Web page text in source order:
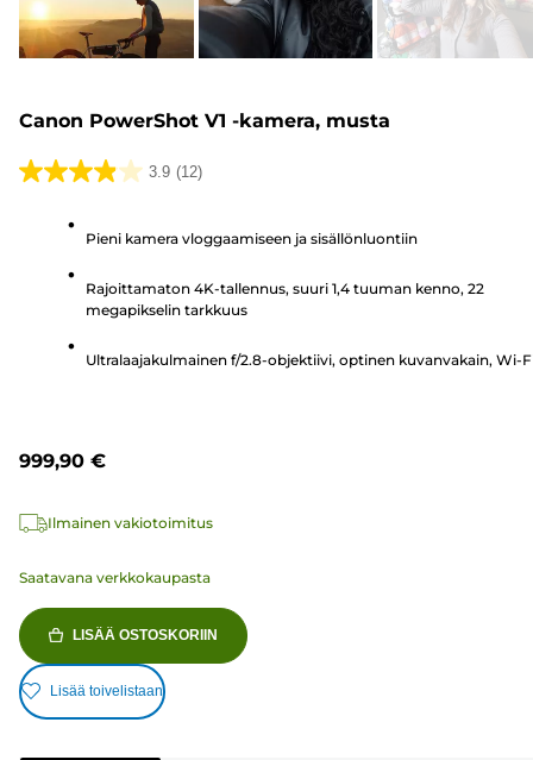
Canon PowerShot V1 -kamera, musta
3.9 (12)
3.9/5
arvostelua
Pieni kamera vloggaamiseen ja sisällönluontiin
Rajoittamaton 4K-tallennus, suuri 1,4 tuuman kenno, 22
megapikselin tarkkuus
Ultralaajakulmainen f/2.8-objektiivi, optinen kuvanvakain, Wi-
999,90 €
Ilmainen vakiotoimitus
Saatavana verkkokaupasta
LISÄÄ OSTOSKORIIN
Lisää toivelistaan